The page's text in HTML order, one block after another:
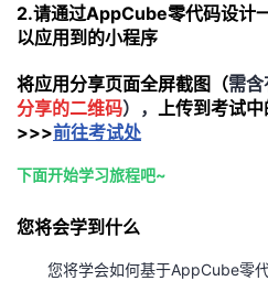
发
者
我
的
博
我
的
我
2.请通过AppCube零代码设计
以应用到的小程序
将应用分享页面全屏截图（需含
分享的二维码）， 上传到考试
>>>前往考试处
下面开始学习旅程吧~
您将会学到什么
您将学会如何基于AppCube零